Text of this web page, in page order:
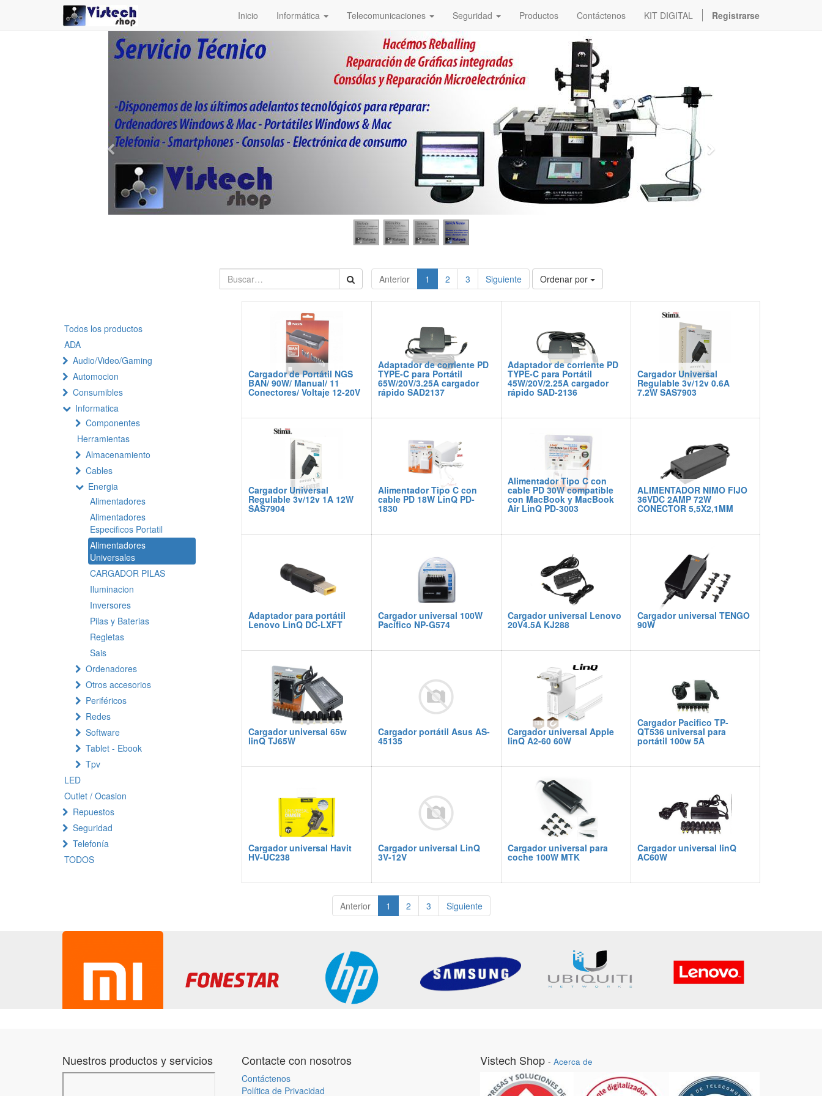
Inicio Informática Telecomunicaciones Seguridad Productos Contáctenos KIT DIGITAL Registrarse
Anterior 1 2 3 Siguiente Ordenar por
Todos los productos
ADA
Audio/Video/Gaming
Automocion
Consumibles
Informatica
Componentes
Herramientas
Almacenamiento
Cables
Energia
Alimentadores
Alimentadores
Especificos Portatil
Alimentadores
Universales
CARGADOR PILAS
Iluminacion
Inversores
Pilas y Baterias
Regletas
Sais
Ordenadores
Otros accesorios
Periféricos
Redes
Software
Tablet - Ebook
Tpv
LED
Outlet / Ocasion
Repuestos
Seguridad
Telefonía
TODOS
Cargador de Portátil NGS
BAN/ 90W/ Manual/ 11
Conectores/ Voltaje 12-20V
Adaptador de corriente PD
TYPE-C para Portátil
65W/20V/3.25A cargador
rápido SAD2137
Adaptador de corriente PD
TYPE-C para Portátil
45W/20V/2.25A cargador
rápido SAD-2136
Cargador Universal
Regulable 3v/12v 0.6A
7.2W SAS7903
Cargador Universal
Regulable 3v/12v 1A 12W
SAS7904
Alimentador Tipo C con
cable PD 18W LinQ PD-
1830
Alimentador Tipo C con
cable PD 30W compatible
con MacBook y MacBook
Air LinQ PD-3003
ALIMENTADOR NIMO FIJO
36VDC 2AMP 72W
CONECTOR 5,5X2,1MM
Adaptador para portátil
Lenovo LinQ DC-LXFT
Cargador universal 100W
Pacífico NP-G574
Cargador universal Lenovo
20V4.5A KJ288
Cargador universal TENGO
90W
Cargador universal 65w
linQ TJ65W
Cargador portátil Asus AS-
45135
Cargador universal Apple
linQ A2-60 60W
Cargador Pacifico TP-
QT536 universal para
portátil 100w 5A
Cargador universal Havit
HV-UC238
Cargador universal LinQ
3V-12V
Cargador universal para
coche 100W MTK
Cargador universal linQ
AC60W
Anterior 1 2 3 Siguiente
Nuestros productos y servicios Contacte con nosotros
Contáctenos
Política de Privacidad
Vistech Shop - Acerca de